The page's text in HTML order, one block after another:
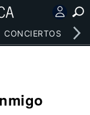
CONCIERTOS